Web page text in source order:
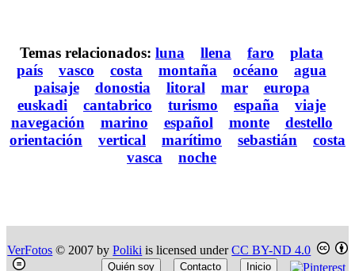
Temas relacionados: luna llena faro
plata
país
vasco costa montaña océano
agua
paisaje
donostia litoral mar
europa
euskadi
cantabrico turismo españa
viaje
navegación
marino español monte
destello
orientación
vertical marítimo sebastián
costa
vasca
noche
VerFotos © 2007 byPoliki is licensed underCC BY-ND 4.0
Quién soy Contacto Inicio